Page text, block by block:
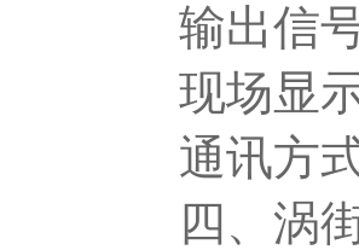
输出信
现场显
通讯方
四、涡